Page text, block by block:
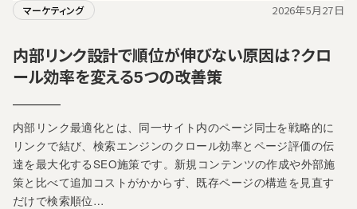
マーケティング 2026年5月27日
内部リンク設計で順位が伸びない原因は？クロ
ール効率を変える5つの改善策
内部リンク最適化とは、同一サイト内のページ同士を戦略的に
リンクで結び、検索エンジンのクロール効率とページ評価の伝
達を最大化するSEO施策です。新規コンテンツの作成や外部施
策と比べて追加コストがかからず、既存ページの構造を見直す
だけで検索順位…